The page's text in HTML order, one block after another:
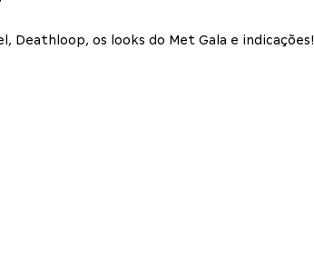
Deathloop, os looks do Met Gala e indicações!